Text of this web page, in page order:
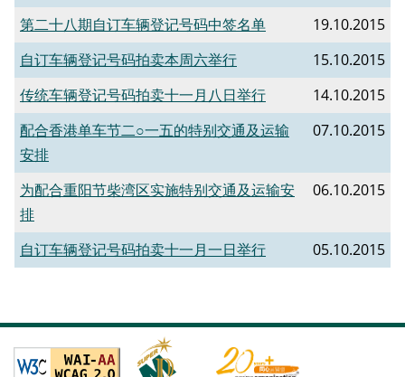
第二十八期自订车辆登记号码中签名单
19.10.2015
自订车辆登记号码拍卖本周六举行
15.10.2015
传统车辆登记号码拍卖十一月八日举行
14.10.2015
配合香港单车节二○一五的特别交通及运输
安排
07.10.2015
为配合重阳节柴湾区实施特别交通及运输安
排
06.10.2015
自订车辆登记号码拍卖十一月一日举行 05.10.2015